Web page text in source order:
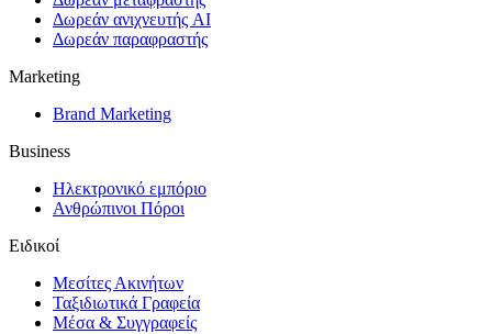
Δωρεάν ανιχνευτής AI
Δωρεάν παραφραστής
Marketing
Brand Marketing
Business
Ηλεκτρονικό εμπόριο
Ανθρώπινοι Πόροι
Ειδικοί
Μεσίτες Ακινήτων
Ταξιδιωτικά Γραφεία
Μέσα & Συγγραφείς